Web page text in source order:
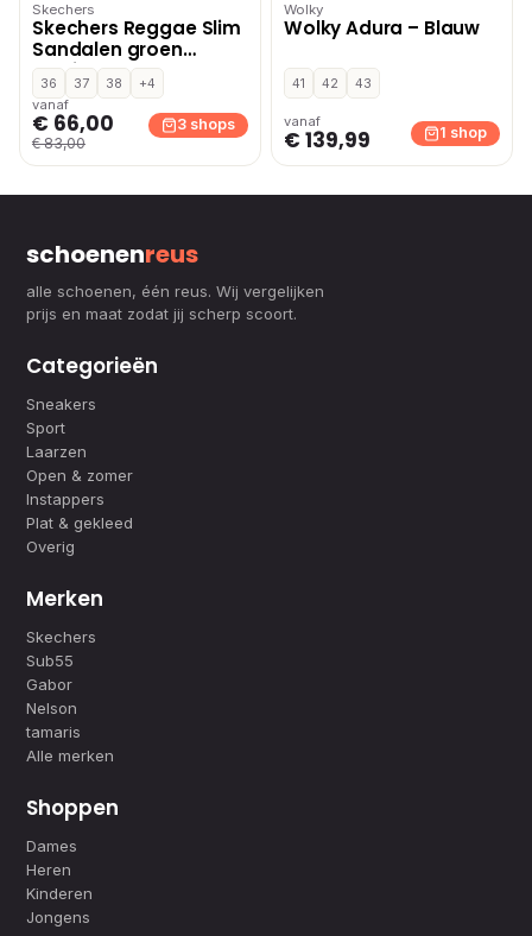
Skechers
Skechers Reggae Slim
Sandalen groen
Textiel
36 37 38
+4
vanaf
€ 66,00
€ 83,00
3 shops
Wolky
Wolky Adura – Blauw
41 42 43
vanaf
€ 139,99 1 shop
schoenenreus
alle schoenen, één reus. Wij vergelijken
prijs en maat zodat jij scherp scoort.
Categorieën
Sneakers
Sport
Laarzen
Open & zomer
Instappers
Plat & gekleed
Overig
Merken
Skechers
Sub55
Gabor
Nelson
tamaris
Alle merken
Shoppen
Dames
Heren
Kinderen
Jongens